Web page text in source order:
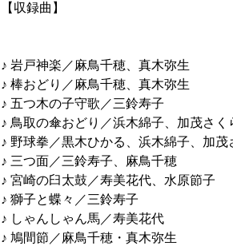
【収録曲】
♪ 岩戸神楽／麻鳥千穂、真木弥生
♪ 棒おどり／麻鳥千穂、真木弥生
♪ 五つ木の子守歌／三鈴寿子
♪ 鳥取の傘おどり／浜木綿子、加茂さく
♪ 野球拳／黒木ひかる、浜木綿子、加茂
♪ 三つ面／三鈴寿子、麻鳥千穂
♪ 宮崎の臼太鼓／寿美花代、水原節子
♪ 獅子と蝶々／三鈴寿子
♪ しゃんしゃん馬／寿美花代
♪ 鳩間節／麻鳥千穂・真木弥生